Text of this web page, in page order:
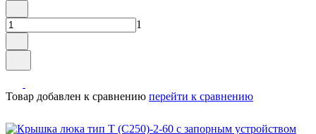
1
Товар добавлен к сравнению перейти к сравнению